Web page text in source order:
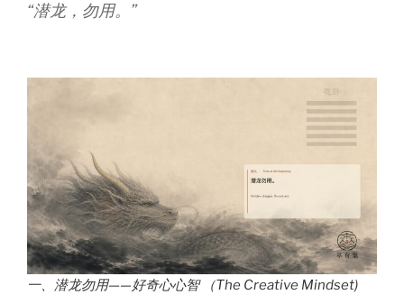
“潜龙，勿用。”
一、潜龙勿用——好奇心心智 （The Creative Mindset)